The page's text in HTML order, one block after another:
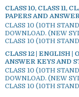
CLASS 10, CLASS 11,
PAPERS AND
CLASS 10 (10TH
DOWNLOAD. (NEW
CLASS 10 (10TH
CLASS 12 | ENGLISH |
ANSWER KEYS AND
CLASS 10 (10TH
DOWNLOAD. (NEW
CLASS 10 (10TH